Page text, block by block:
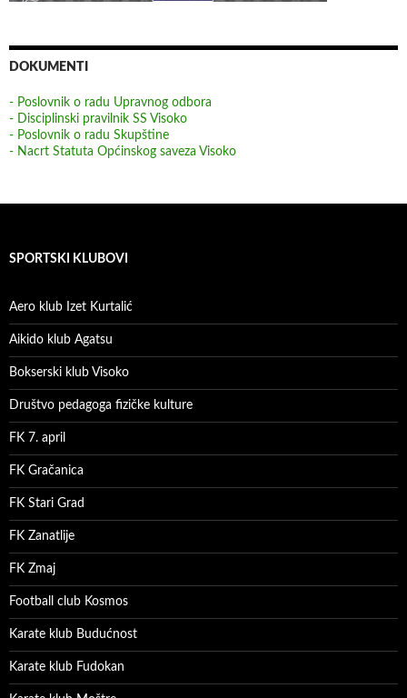
DOKUMENTI
- Poslovnik o radu Upravnog odbora
- Disciplinski pravilnik SS Visoko
- Poslovnik o radu Skupštine
- Nacrt Statuta Općinskog saveza Visoko
SPORTSKI KLUBOVI
Aero klub Izet Kurtalić
Aikido klub Agatsu
Bokserski klub Visoko
Društvo pedagoga fizičke kulture
FK 7. april
FK Gračanica
FK Stari Grad
FK Zanatlije
FK Zmaj
Football club Kosmos
Karate klub Budućnost
Karate klub Fudokan